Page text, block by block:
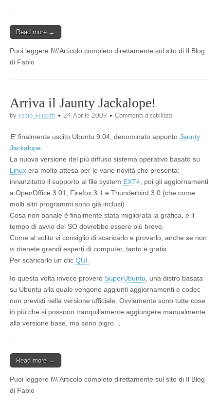
Read more →
Puoi leggere l\\\’Articolo completo direttamente sul sito di Il Blog
di Fabio
Arriva il Jaunty Jackalope!
by Fabio_Filisetti • 24 Aprile 2009 • Commenti disabilitati
Jaunty
E’ finalmente uscito Ubuntu 9.04, denominato appunto Jaunty
Jackalope
La nuova versione del più diffuso sistema operativo basato su
Linux era molto attesa per le varie novità che presenta:
innanzitutto il supporto al file system EXT4 , poi gli aggiornamenti
a OpenOffice 3.01, Firefox 3.1 e Thunderbird 3.0 (che come
molti altri programmi sono già inclusi).
Cosa non banale è finalmente stata migliorata la grafica, e il
tempo di avvio del SO dovrebbe essere più breve.
Come al solito vi consiglio di scaricarlo e provarlo, anche se non
vi ritenete grandi esperti di computer, tanto è gratis.
Per scaricarlo un clic QUI.
Io questa volta invece proverò SuperUbuntu , una distro basata
su Ubuntu alla quale vengono aggiunti aggiornamenti e codec
non previsti nella versione ufficiale. Ovviamente sono tutte cose
in più che si possono tranquillamente aggiungere manualmente
alla versione base, ma sono pigro…
Read more →
Puoi leggere l\\\’Articolo completo direttamente sul sito di Il Blog
di Fabio